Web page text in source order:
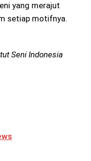
yang merajut
setiap motifnya.
Seni Indonesia